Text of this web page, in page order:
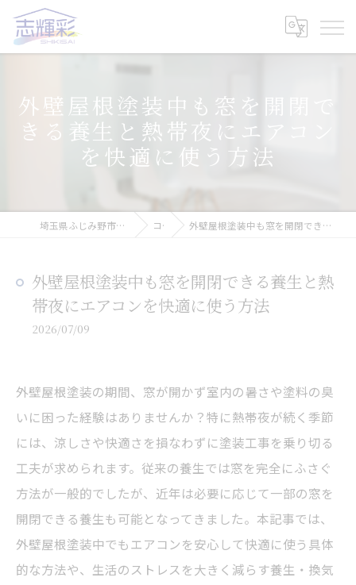
外壁屋根塗装中も窓を開閉で
きる養生と熱帯夜にエアコン
を快適に使う方法
埼玉県ふじみ野市の塗装なら株式会社志輝彩 コラム 外壁屋根塗装中も窓を開閉できる養生と熱帯夜にエアコンを快適に使う方法
外壁屋根塗装中も窓を開閉できる養生と熱
帯夜にエアコンを快適に使う方法
2026/07/09
外壁屋根塗装の期間、窓が開かず室内の暑さや塗料の臭
いに困った経験はありませんか？特に熱帯夜が続く季節
には、涼しさや快適さを損なわずに塗装工事を乗り切る
工夫が求められます。従来の養生では窓を完全にふさぐ
方法が一般的でしたが、近年は必要に応じて一部の窓を
開閉できる養生も可能となってきました。本記事では、
外壁屋根塗装中でもエアコンを安心して快適に使う具体
的な方法や、生活のストレスを大きく減らす養生・換気